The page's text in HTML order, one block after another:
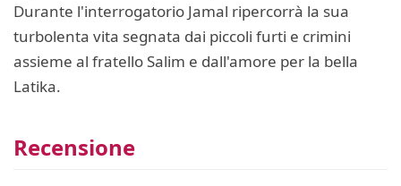
Durante l'interrogatorio Jamal ripercorrà la sua
turbolenta vita segnata dai piccoli furti e crimini
assieme al fratello Salim e dall'amore per la bella
Latika.
Recensione